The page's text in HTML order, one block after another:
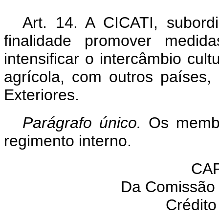
Art. 14. A CICATI,
finalidade promover
intensificar o intercâmbio
agrícola, com outros
Exteriores.
Parágrafo único. Os
regimento interno.
Da